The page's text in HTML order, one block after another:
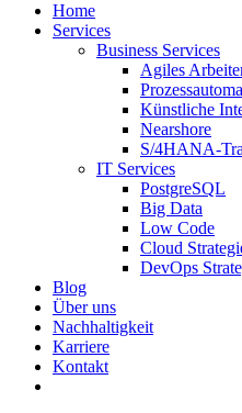
Home
Services
Business Services
Agiles
Künstliche
Nearshore
S/4HANA-
IT Services
PostgreSQL
Big Data
Low Code
Cloud
DevOps
Blog
Über uns
Nachhaltigkeit
Karriere
Kontakt